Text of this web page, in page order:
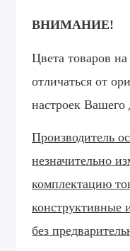
ВНИМАНИЕ!
Цвета товаров на
отличаться от
настроек Вашего
Производитель
незначительно
комплектацию
конструктивные
без